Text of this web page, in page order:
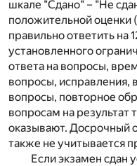
шкале "Сдано" – "Не
положительной
правильно ответить на
установленного
ответа на вопросы,
вопросы, исправления,
вопросы, повторное
вопросам на результат
оказывают. Досрочный
также не учитывается
Если экзамен сдан